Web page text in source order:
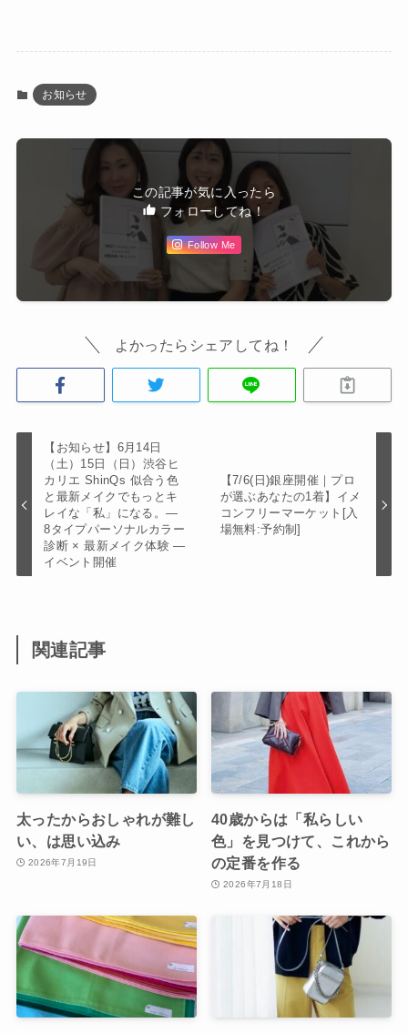
お知らせ
この記事が気に入ったら
フォローしてね！
Follow Me
よかったらシェアしてね！
【お知らせ】6月14日
（土）15日（日）渋谷ヒ
カリエ ShinQs 似合う色
と最新メイクでもっとキ
レイな「私」になる。―
8タイプパーソナルカラー
診断 × 最新メイク体験 ―
イベント開催
【7/6(日)銀座開催｜プロ
が選ぶあなたの1着】イメ
コンフリーマーケット[入
場無料:予約制]
関連記事
太ったからおしゃれが難し
い、は思い込み
2026年7月19日
40歳からは「私らしい
色」を見つけて、これから
の定番を作る
2026年7月18日